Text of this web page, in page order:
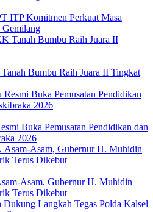
ITP Komitmen Perkuat Masa
Bumbu Raih Juara II Tingkat
Buka Pemusatan Pendidikan dan
2026
Asam, Gubernur H. Muhidin
Terus Dikebut